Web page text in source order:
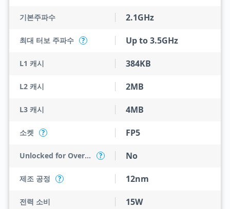
기본주파수 2.1GHz
최대 터보 주파수 ? Up to 3.5GHz
L1 캐시 384KB
L2 캐시 2MB
L3 캐시 4MB
소켓 ? FP5
Unlocked for Overclocking ? No
제조 공정 ? 12nm
전력 소비 15W